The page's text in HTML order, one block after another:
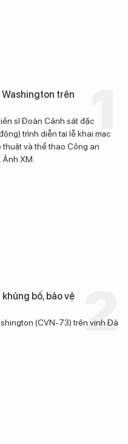
Washington trên
bố, bảo vệ